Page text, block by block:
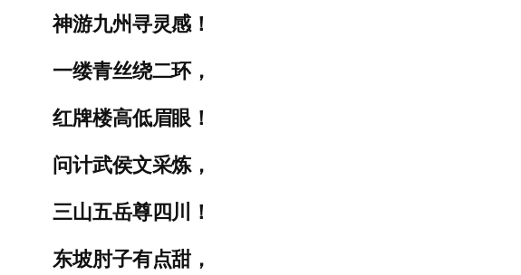
神游九州寻灵感！
一缕青丝绕二环，
红牌楼高低眉眼！
问计武侯文采炼，
三山五岳尊四川！
东坡肘子有点甜，